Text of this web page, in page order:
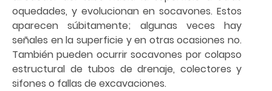
oquedades, y evolucionan en socavones. Estos
aparecen súbitamente; algunas veces hay
señales en la superficie y en otras ocasiones no.
También pueden ocurrir socavones por colapso
estructural de tubos de drenaje, colectores y
sifones o fallas de excavaciones.